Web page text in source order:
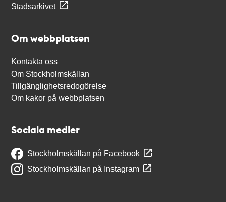
Stadsarkivet
Om webbplatsen
Kontakta oss
Om Stockholmskällan
Tillgänglighetsredogörelse
Om kakor på webbplatsen
Sociala medier
Stockholmskällan på Facebook
Stockholmskällan på Instagram